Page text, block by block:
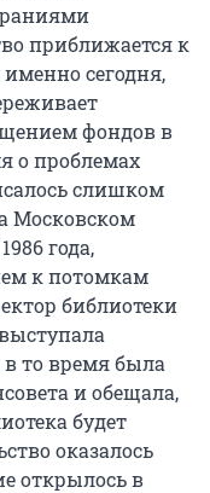
приближается к
сегодня,
фондов в
о проблемах
слишком
Московском
года,
к потомкам
библиотеки
то время была
и обещала,
будет
оказалось
открылось в